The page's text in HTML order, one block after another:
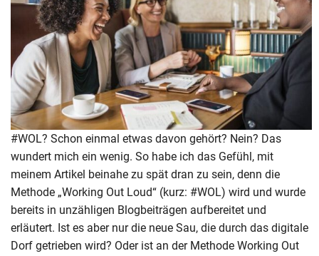
#WOL? Schon einmal etwas davon gehört? Nein? Das
wundert mich ein wenig. So habe ich das Gefühl, mit
meinem Artikel beinahe zu spät dran zu sein, denn die
Methode „Working Out Loud“ (kurz: #WOL) wird und wurde
bereits in unzähligen Blogbeiträgen aufbereitet und
erläutert. Ist es aber nur die neue Sau, die durch das digitale
Dorf getrieben wird? Oder ist an der Methode Working Out